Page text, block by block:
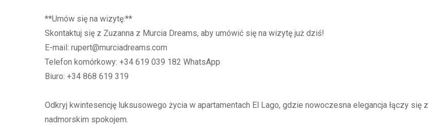
**Umów się na wizytę:**
Skontaktuj się z Zuzanna z Murcia Dreams, aby umówić się na wizytę już dziś!
E-mail: rupert@murciadreams.com
Telefon komórkowy: +34 619 039 182 WhatsApp
Biuro: +34 868 619 319
Odkryj kwintesencję luksusowego życia w apartamentach El Lago, gdzie nowoczesna elegancja łączy się z
nadmorskim spokojem.